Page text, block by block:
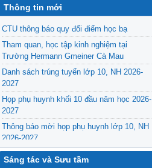
Thông tin mới
CTU thông báo quy đổi điểm học bạ
Tham quan, học tập kinh nghiệm tại
Trường Hermann Gmeiner Cà Mau
Danh sách trúng tuyển lớp 10, NH 2026-
2027
Họp phụ huynh khối 10 đầu năm học 2026-
2027
Thông báo mời họp phụ huynh lớp 10, NH
2026-2027
Sáng tác và Sưu tầm